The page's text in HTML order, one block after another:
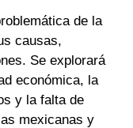
de la
causas,
Se explorará
económica, la
y la falta de
mexicanas y